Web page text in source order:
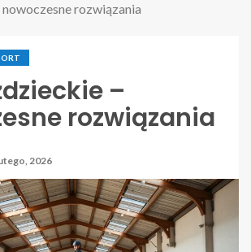
rozwiązania
–
rozwiązania
2026